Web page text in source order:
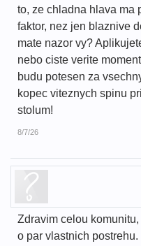
to, ze chladna hlava ma
faktor, nez jen blaznive
mate nazor vy?
nebo ciste verite
budu potesen za
kopec viteznych spinu
stolum!
8/7/26
Zdravim celou
o par vlastnich